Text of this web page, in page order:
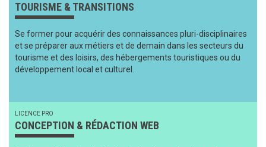
TOURISME & TRANSITIONS
Se former pour acquérir des connaissances pluri-disciplinaires
et se préparer aux métiers et de demain dans les secteurs du
tourisme et des loisirs, des hébergements touristiques ou du
développement local et culturel.
LICENCE PRO
CONCEPTION & RÉDACTION WEB